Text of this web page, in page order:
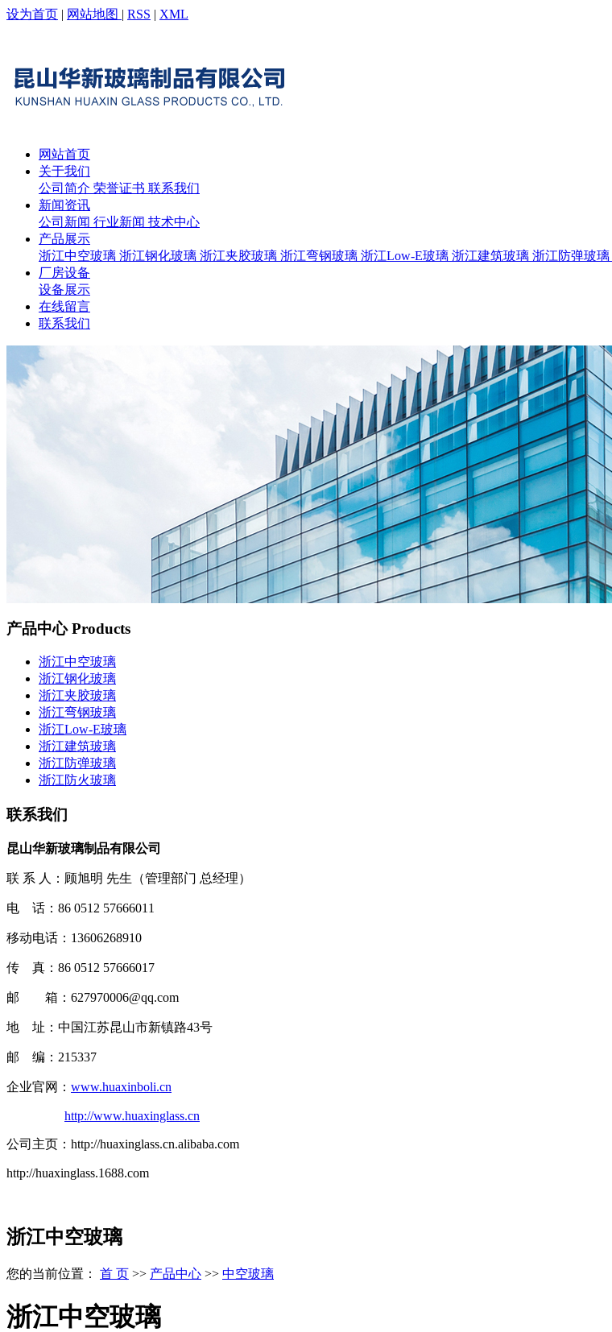
设为首页 | 网站地图 | RSS | XML
网站首页
关于我们
公司简介 荣誉证书 联系我们
新闻资讯
公司新闻 行业新闻 技术中心
产品展示
浙江中空玻璃 浙江钢化玻璃 浙江夹胶玻璃 浙江弯钢玻璃 浙江Low-E玻璃 浙江建筑玻璃 浙江防弹玻璃
厂房设备
设备展示
在线留言
联系我们
产品中心Products
浙江中空玻璃
浙江钢化玻璃
浙江夹胶玻璃
浙江弯钢玻璃
浙江Low-E玻璃
浙江建筑玻璃
浙江防弹玻璃
浙江防火玻璃
联系我们
昆山华新玻璃制品有限公司
联 系 人：顾旭明 先生（管理部门 总经理）
电 话：86 0512 57666011
移动电话：13606268910
传 真：86 0512 57666017
邮 箱：627970006@qq.com
地 址：中国江苏昆山市新镇路43号
邮 编：215337
企业官网： www.huaxinboli.cn
http://www.huaxinglass.cn
公司主页：http://huaxinglass.cn.alibaba.com
http://huaxinglass.1688.com
浙江中空玻璃
您的当前位置： 首 页 >> 产品中心 >> 中空玻璃
浙江中空玻璃